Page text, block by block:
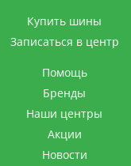
Купить шины
Записаться в центр
Помощь
Бренды
Наши центры
Акции
Новости